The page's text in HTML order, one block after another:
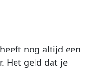
nog altijd een
Het geld dat je